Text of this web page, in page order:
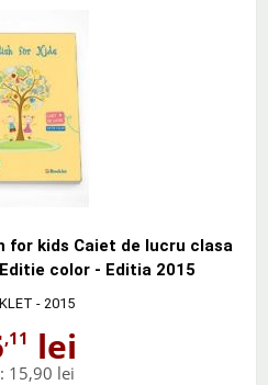
for kids Caiet de lucru clasa
color - Editia 2015
- 2015
,11 lei
15,90 lei